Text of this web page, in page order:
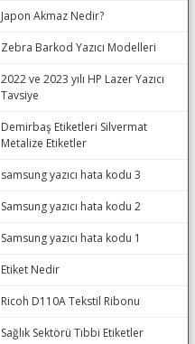
Japon Akmaz Nedir?
Zebra Barkod Yazıcı Modelleri
2022 ve 2023 yılı HP Lazer Yazıcı
Tavsiye
Demirbaş Etiketleri Silvermat
Metalize Etiketler
samsung yazıcı hata kodu 3
Samsung yazıcı hata kodu 2
Samsung yazıcı hata kodu 1
Etiket Nedir
Ricoh D110A Tekstil Ribonu
Sağlık Sektörü Tıbbi Etiketler